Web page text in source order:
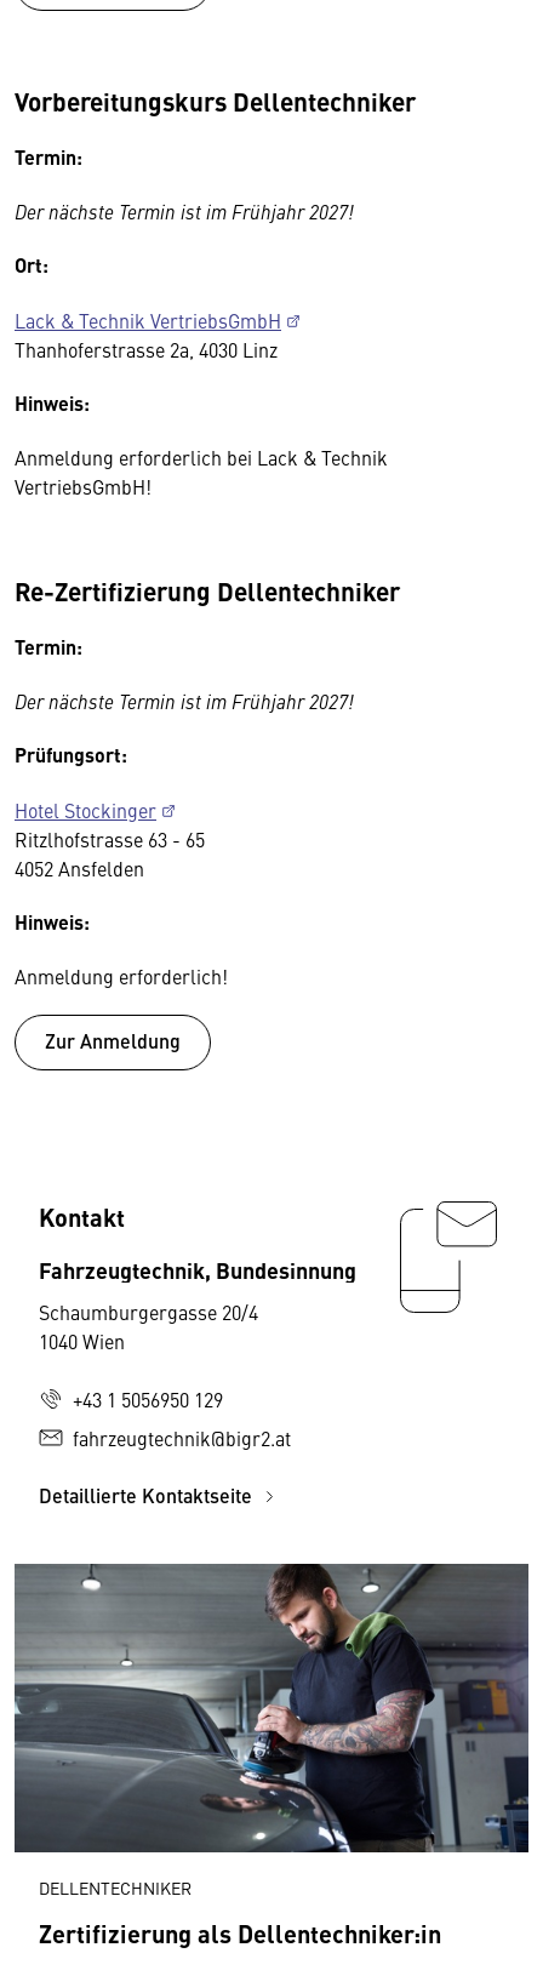
Vorbereitungskurs Dellentechniker
Termin:
Der nächste Termin ist im Frühjahr 2027!
Ort:
Lack & Technik VertriebsGmbH
Thanhoferstrasse 2a, 4030 Linz
Hinweis:
Anmeldung erforderlich bei Lack & Technik
VertriebsGmbH!
Re-Zertifizierung Dellentechniker
Termin:
Der nächste Termin ist im Frühjahr 2027!
Prüfungsort:
Hotel Stockinger
Ritzlhofstrasse 63 - 65
4052 Ansfelden
Hinweis:
Anmeldung erforderlich!
Zur Anmeldung
Kontakt
Fahrzeugtechnik, Bundesinnung
Schaumburgergasse 20/4
1040 Wien
+43 1 5056950 129
fahrzeugtechnik@bigr2.at
Detaillierte Kontaktseite
DELLENTECHNIKER
Zertifizierung als Dellentechniker:in